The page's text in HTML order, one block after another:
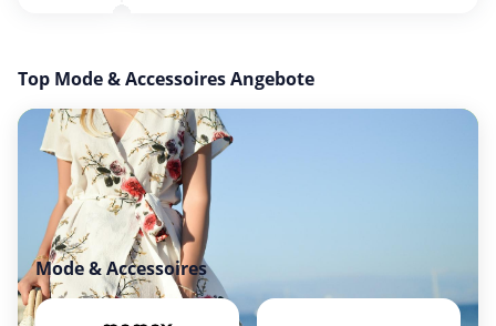
Top Mode & Accessoires Angebote
Mode & Accessoires